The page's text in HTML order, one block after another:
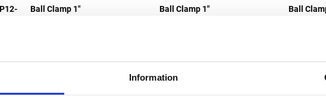
Information
Ball Clamp 1"
Ball Clamp 1"
Ball